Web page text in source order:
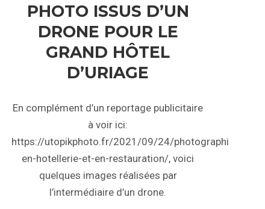
PHOTO ISSUS D’UN
DRONE POUR LE
GRAND HÔTEL
D’URIAGE
En complément d’un reportage publicitaire
à voir ici:
https://utopikphoto.fr/2021/09/24/photographie-
en-hotellerie-et-en-restauration/, voici
quelques images réalisées par
l’intermédiaire d’un drone.